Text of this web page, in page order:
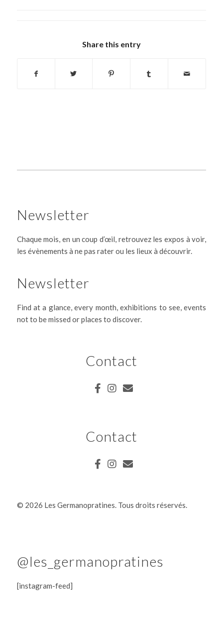
Share this entry
Newsletter
Chaque mois, en un coup d’œil, retrouvez les expos à voir,
les évènements à ne pas rater ou les lieux à découvrir.
Newsletter
Find at a glance, every month, exhibitions to see, events
not to be missed or places to discover.
Contact
Contact
© 2026 Les Germanopratines. Tous droits réservés.
@les_germanopratines
[instagram-feed]